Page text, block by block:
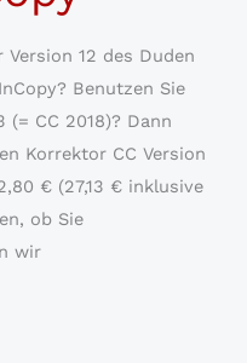
12 des Duden
Benutzen Sie
(= CC 2018)? Dann
Korrektor CC Version
€ (27,13 € inklusive
ob Sie
wir